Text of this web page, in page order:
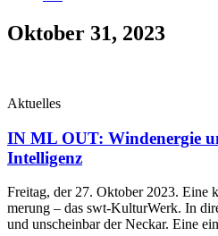
Oktober 31, 2023
Aktuelles
IN ML OUT: Windenergie
Intelligenz
Frei­tag, der 27. Okto­ber 2023. Eine
me­rung – das swt-Kul­­tur­­Werk. In
und unschein­bar der Neckar. Eine